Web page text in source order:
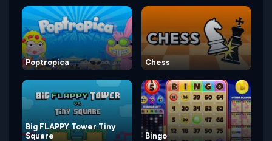
Poptropica Chess
Big FLAPPY Tower Tiny
Square
Bingo